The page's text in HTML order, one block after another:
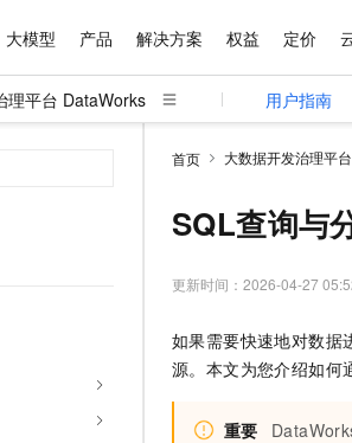
大模型 产品 解决方案 权益 定价
理平台 DataWorks 用户指南
首页 大数据开发治理平
SQL查询与
更新时间： 2026-04-27
如果需要快速地对数据
源。本文为您介绍如何
重要
精选产品
精选解决方案